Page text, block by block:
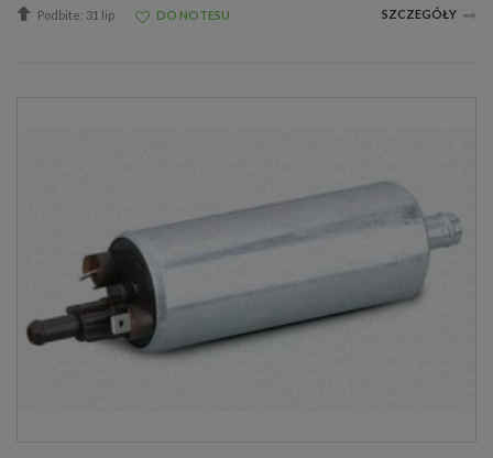
Podbite: 31 lip DO NOTESU SZCZEGÓŁY